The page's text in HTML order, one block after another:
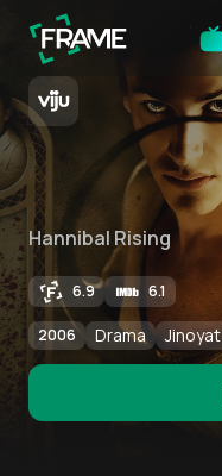
Hannibal Rising
6.9 6.1
2006 Drama Jinoyat